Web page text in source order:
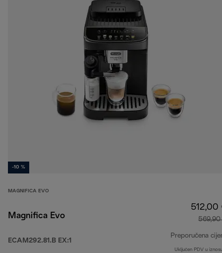
-10 %
MAGNIFICA EVO
Magnifica Evo
ECAM292.81.B EX:1
512,00
Preporučena
Uključen PDV u